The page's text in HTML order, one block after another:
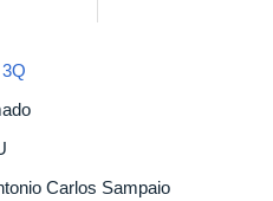
Carlos Sampaio